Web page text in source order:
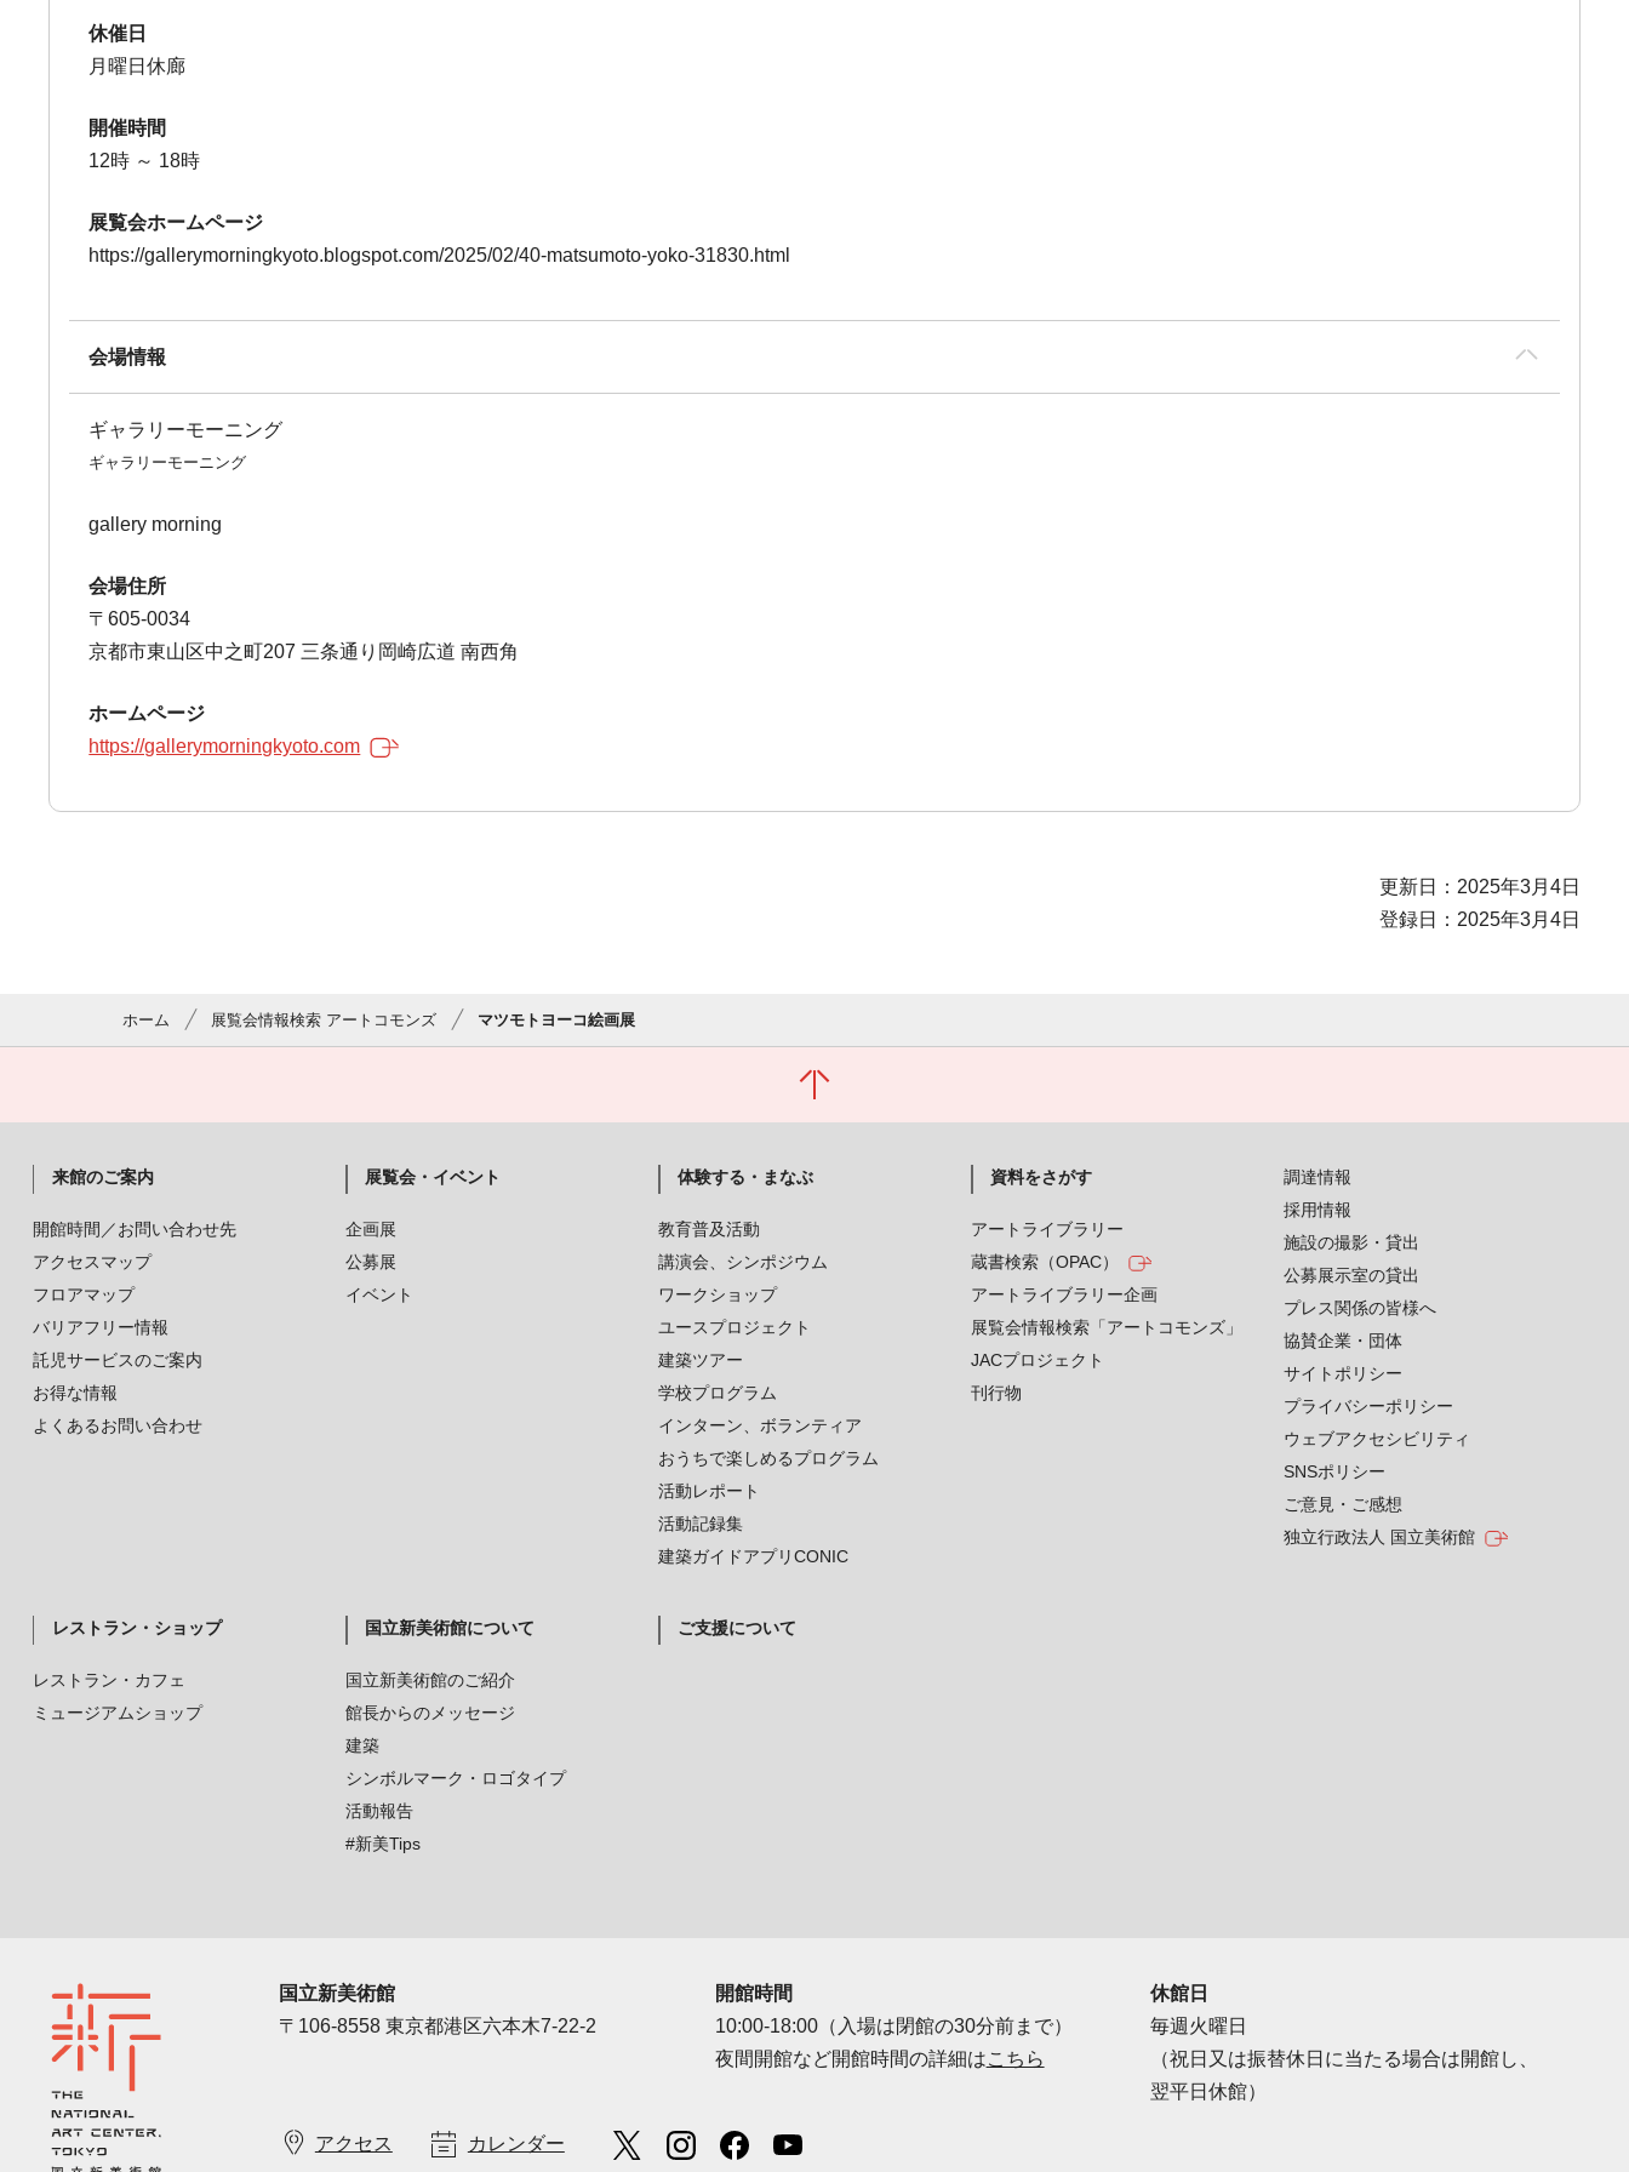
休催日
月曜日休廊
開催時間
12時 ～ 18時
展覧会ホームページ
https://gallerymorningkyoto.blogspot.com/2025/02/40-matsumoto-yoko-31830.html
会場情報
ギャラリーモーニング
ギャラリーモーニング
gallery morning
会場住所
〒605-0034
京都市東山区中之町207 三条通り岡崎広道 南西角
ホームページ
https://gallerymorningkyoto.com
更新日：2025年3月4日
登録日：2025年3月4日
ホーム 展覧会情報検索 アートコモンズ マツモトヨーコ絵画展
来館のご案内
開館時間／お問い合わせ先
アクセスマップ
フロアマップ
バリアフリー情報
託児サービスのご案内
お得な情報
よくあるお問い合わせ
展覧会・イベント
企画展
公募展
イベント
体験する・まなぶ
教育普及活動
講演会、シンポジウム
ワークショップ
ユースプロジェクト
建築ツアー
学校プログラム
インターン、ボランティア
おうちで楽しめるプログラム
活動レポート
活動記録集
建築ガイドアプリCONIC
資料をさがす
アートライブラリー
蔵書検索（OPAC）
アートライブラリー企画
展覧会情報検索「アートコモンズ」
JACプロジェクト
刊行物
レストラン・ショップ
レストラン・カフェ
ミュージアムショップ
国立新美術館について
国立新美術館のご紹介
館長からのメッセージ
建築
シンボルマーク・ロゴタイプ
活動報告
#新美Tips
ご支援について
調達情報
採用情報
施設の撮影・貸出
公募展示室の貸出
プレス関係の皆様へ
協賛企業・団体
サイトポリシー
プライバシーポリシー
ウェブアクセシビリティ
SNSポリシー
ご意見・ご感想
独立行政法人 国立美術館
国立新美術館
〒106-8558 東京都港区六本木7-22-2
開館時間
10:00-18:00（入場は閉館の30分前まで）
夜間開館など開館時間の詳細はこちら
休館日
毎週火曜日
（祝日又は振替休日に当たる場合は開館し、
翌平日休館）
アクセス カレンダー